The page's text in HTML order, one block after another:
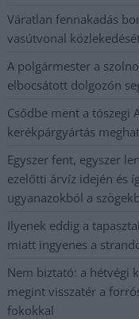
Váratlan fennakadás
vasútvonal
A polgármester a
elbocsátott dolgozón
Csődbe ment a tószegi
kerékpárgyártás
Egyszer fent, egyszer
ezelőtti árvíz idején és
ugyanazokból a
Ilyenek eddig a
miatt ingyenes a
Nem biztató: a hétvégi
megint visszatér a
fokokkal